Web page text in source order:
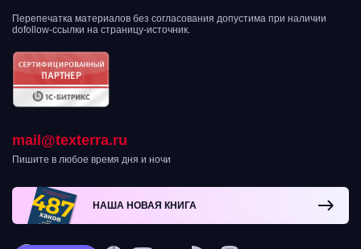
Перепечатка материалов без согласования допустима при наличии
dofollow-ссылки на страницу-источник.
mail@texterra.ru
Пишите в любое время дня и ночи
НАША НОВАЯ КНИГА